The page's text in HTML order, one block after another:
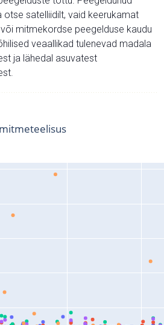
otse satelliidilt, vaid keerukamat
mitmekordse peegelduse kaudu
veaallikad tulenevad madala
ja lähedal asuvatest